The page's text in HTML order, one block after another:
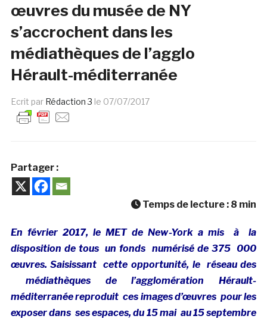
œuvres du musée de NY
s’accrochent dans les
médiathèques de l’agglo
Hérault-méditerranée
Ecrit par Rédaction 3 le 07/07/2017
Partager :
Temps de lecture : 8 min
En février 2017, le MET de New-York a mis à la
disposition de tous un fonds numérisé de 375 000
œuvres. Saisissant cette opportunité, le réseau des
médiathèques de l’agglomération Hérault-
méditerranée reproduit ces images d’œuvres pour les
exposer dans ses espaces, du 15 mai au 15 septembre